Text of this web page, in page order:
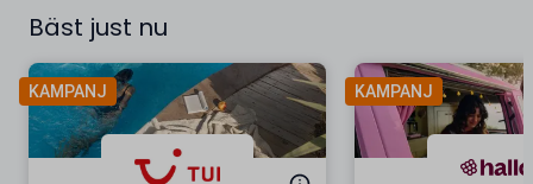
Bäst just nu
KAMPANJ KAMPANJ